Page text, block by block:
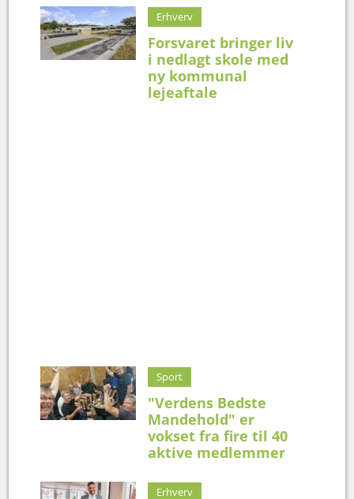
Erhverv
Forsvaret bringer liv
i nedlagt skole med
ny kommunal
lejeaftale
Sport
"Verdens Bedste
Mandehold" er
vokset fra fire til 40
aktive medlemmer
Erhverv